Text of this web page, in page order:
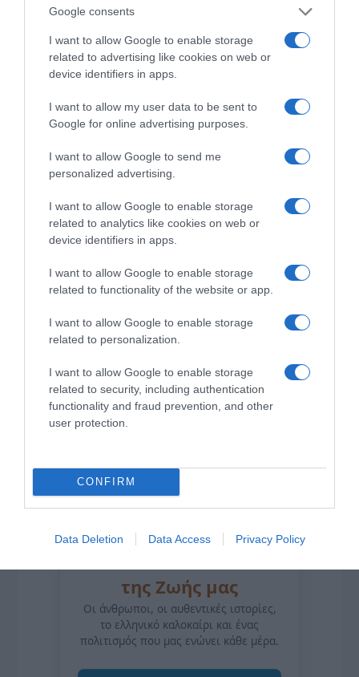
Google consents
I want to allow Google to enable storage
related to advertising like cookies on web or
device identifiers in apps.
I want to allow my user data to be sent to
Google for online advertising purposes.
I want to allow Google to send me
personalized advertising.
I want to allow Google to enable storage
related to analytics like cookies on web or
device identifiers in apps.
I want to allow Google to enable storage
related to functionality of the website or app.
I want to allow Google to enable storage
related to personalization.
I want to allow Google to enable storage
related to security, including authentication
functionality and fraud prevention, and other
user protection.
CONFIRM
Data Deletion Data Access Privacy Policy
εκατομμυρίων ευρώ για τον Τύπο, αλλά και την
πρωτοβουλία για την άρση της ανωνυμίας στο
διαδίκτυο.
Η ΣΤΗΛΗ ΜΑΣ
της Ζωής μας
Οι άνθρωποι, οι αυθεντικές ιστορίες,
το ελληνικό καλοκαίρι και ένας
πολιτισμός που μας ενώνει κάθε μέρα.